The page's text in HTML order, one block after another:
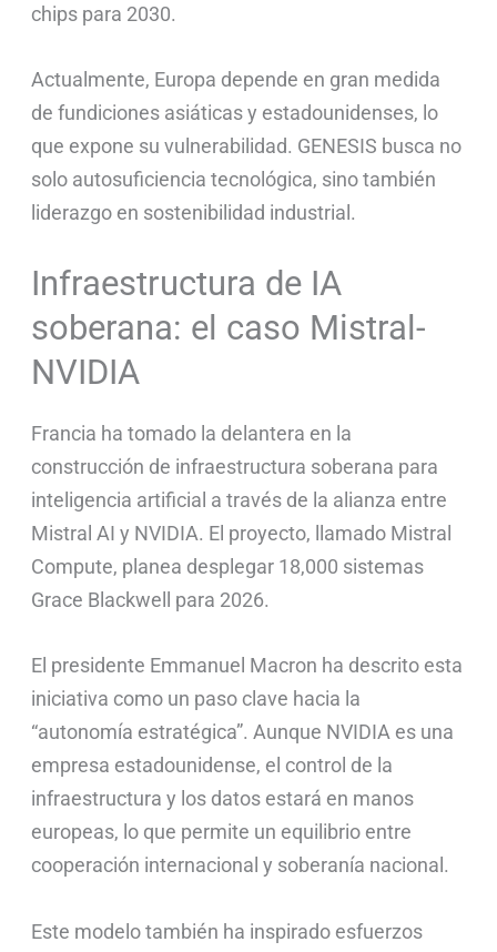
chips para 2030.
Actualmente, Europa depende en gran medida
de fundiciones asiáticas y estadounidenses, lo
que expone su vulnerabilidad. GENESIS busca no
solo autosuficiencia tecnológica, sino también
liderazgo en sostenibilidad industrial.
Infraestructura de IA
soberana: el caso Mistral-
NVIDIA
Francia ha tomado la delantera en la
construcción de infraestructura soberana para
inteligencia artificial a través de la alianza entre
Mistral AI y NVIDIA. El proyecto, llamado Mistral
Compute, planea desplegar 18,000 sistemas
Grace Blackwell para 2026.
El presidente Emmanuel Macron ha descrito esta
iniciativa como un paso clave hacia la
“autonomía estratégica”. Aunque NVIDIA es una
empresa estadounidense, el control de la
infraestructura y los datos estará en manos
europeas, lo que permite un equilibrio entre
cooperación internacional y soberanía nacional.
Este modelo también ha inspirado esfuerzos